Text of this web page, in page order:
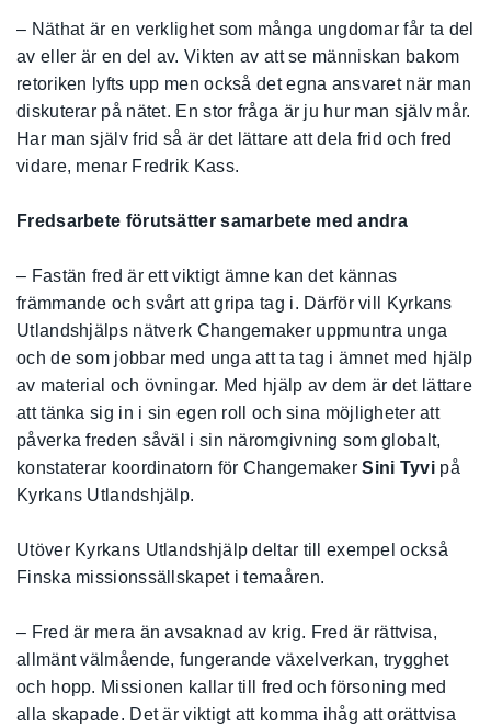
– Näthat är en verklighet som många ungdomar får ta del
av eller är en del av. Vikten av att se människan bakom
retoriken lyfts upp men också det egna ansvaret när man
diskuterar på nätet. En stor fråga är ju hur man själv mår.
Har man själv frid så är det lättare att dela frid och fred
vidare, menar Fredrik Kass.
Fredsarbete förutsätter samarbete med andra
– Fastän fred är ett viktigt ämne kan det kännas
främmande och svårt att gripa tag i. Därför vill Kyrkans
Utlandshjälps nätverk Changemaker uppmuntra unga
och de som jobbar med unga att ta tag i ämnet med hjälp
av material och övningar. Med hjälp av dem är det lättare
att tänka sig in i sin egen roll och sina möjligheter att
påverka freden såväl i sin näromgivning som globalt,
konstaterar koordinatorn för ChangemakerSini Tyvi på
Kyrkans Utlandshjälp.
Utöver Kyrkans Utlandshjälp deltar till exempel också
Finska missionssällskapet i temaåren.
– Fred är mera än avsaknad av krig. Fred är rättvisa,
allmänt välmående, fungerande växelverkan, trygghet
och hopp. Missionen kallar till fred och försoning med
alla skapade. Det är viktigt att komma ihåg att orättvisa